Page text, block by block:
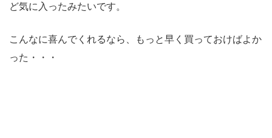
ど気に入ったみたいです。
こんなに喜んでくれるなら、もっと早く買っておけばよか
った・・・